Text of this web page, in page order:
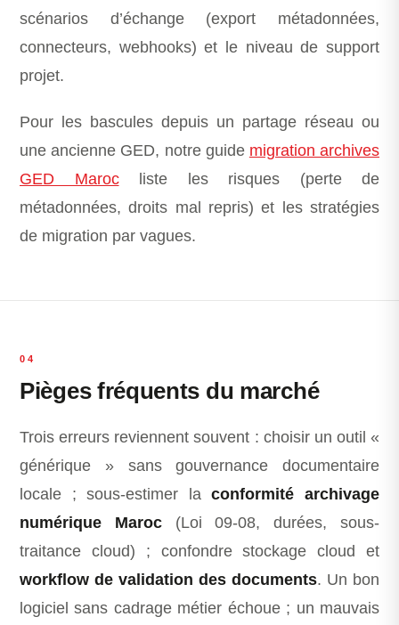
scénarios d’échange (export métadonnées,
connecteurs, webhooks) et le niveau de support
projet.
Pour les bascules depuis un partage réseau ou
une ancienne GED, notre guide migration archives
GED Marocliste les risques (perte de
métadonnées, droits mal repris) et les stratégies
de migration par vagues.
04
Pièges fréquents du marché
Trois erreurs reviennent souvent : choisir un outil «
générique » sans gouvernance documentaire
locale ; sous-estimer laconformité archivage
numérique Maroc(Loi 09-08, durées, sous-
traitance cloud) ; confondre stockage cloud et
workflow de validation des documents. Un bon
logiciel sans cadrage métier échoue ; un mauvais